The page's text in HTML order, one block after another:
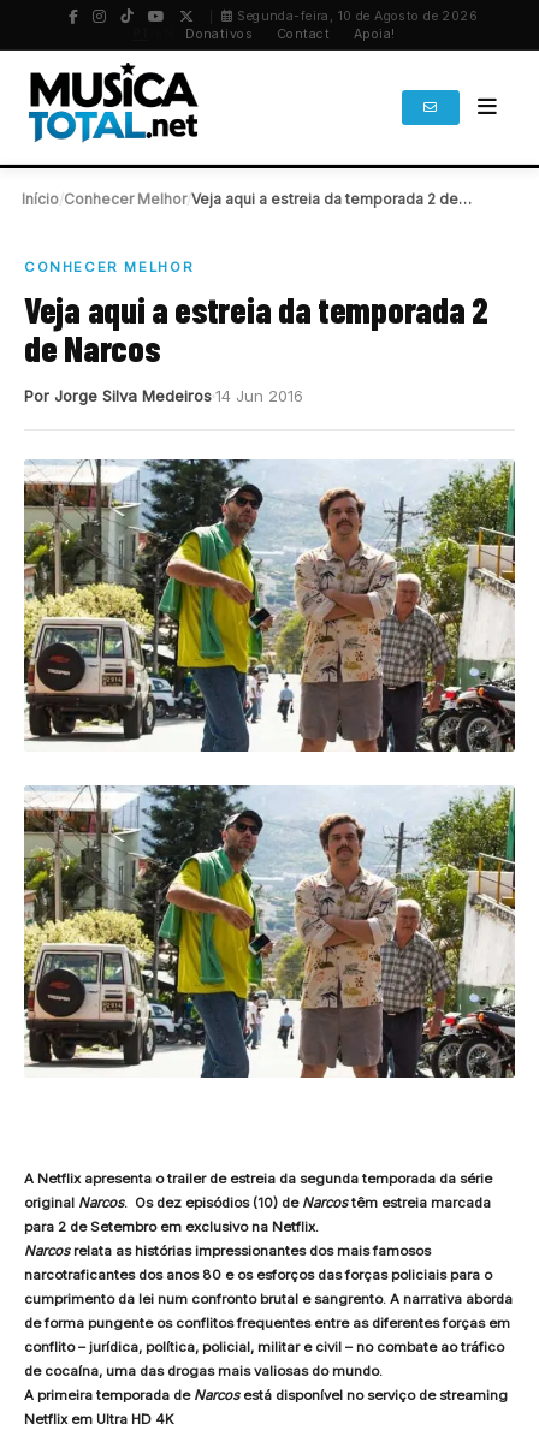
Segunda-feira, 10 de Agosto de 2026
Donativos Contact Apoia!
Início Conhecer Melhor/ Veja aqui a estreia da temporada 2 de…
CONHECER MELHOR
Veja aqui a estreia da temporada 2
de Narcos
Por Jorge Silva Medeiros14 Jun 2016
A Netflix apresenta o trailer de estreia da segunda temporada da série
original Narcos. Os dez episódios (10) de Narcostêm estreia marcada
para 2 de Setembro em exclusivo na Netflix.
Narcosrelata as histórias impressionantes dos mais famosos
narcotraficantes dos anos 80 e os esforços das forças policiais para o
cumprimento da lei num confronto brutal e sangrento. A narrativa aborda
de forma pungente os conflitos frequentes entre as diferentes forças em
conflito – jurídica, política, policial, militar e civil – no combate ao tráfico
de cocaína, uma das drogas mais valiosas do mundo.
A primeira temporada de Narcos está disponível no serviço de streaming
Netflix em Ultra HD 4K